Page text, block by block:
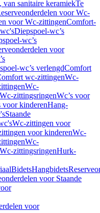
sanitaire keramiekTe
voor Wc-
voor Wc-zittingenComfort-
Diepspoel-wc’s
wc’s
voor
wc’s verlengdComfort
wc-zittingenWc-
Wc-
zittingsringenWc’s voor
voor kinderenHang-
Staande
Wc-zittingen voor
voor kinderenWc-
Wc-
zittingsringenHurk-
BidetsHangbidets
voor Staande
voor